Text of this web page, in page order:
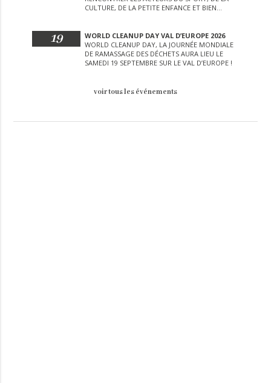
CULTURE, DE LA PETITE ENFANCE ET BIEN
19
WORLD CLEANUP DAY VAL D’EUROPE 2026
WORLD CLEANUP DAY, LA JOURNÉE MONDIALE
DE RAMASSAGE DES DÉCHETS AURA LIEU LE
SAMEDI 19 SEPTEMBRE SUR LE VAL D’EUROPE !
voir tous les événements